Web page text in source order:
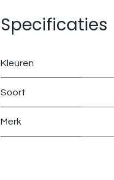
Specificaties
Kleuren
Soort
Merk